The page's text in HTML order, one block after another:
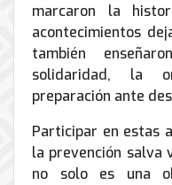
marcaron la
acontecimientos
también
solidaridad, la
preparación ante
Participar en estas
la prevención salva
no solo es una